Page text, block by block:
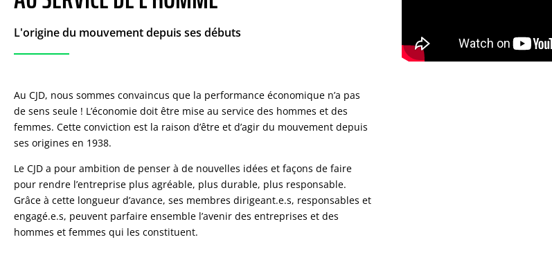
CJD
L'origine du mouvement depuis ses débuts
Au CJD, nous sommes convaincus que la performance économique n’a pas
de sens seule ! L’économie doit être mise au service des hommes et des
femmes. Cette conviction est la raison d’être et d’agir du mouvement depuis
ses origines en 1938.
Le CJD a pour ambition de penser à de nouvelles idées et façons de faire
pour rendre l’entreprise plus agréable, plus durable, plus responsable.
Grâce à cette longueur d’avance, ses membres dirigeant.e.s, responsables et
engagé.e.s, peuvent parfaire ensemble l’avenir des entreprises et des
hommes et femmes qui les constituent.